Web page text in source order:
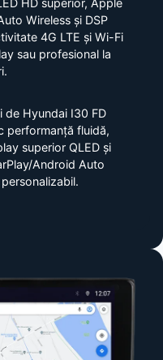
HD superior, Apple
Wireless și DSP
4G LTE și Wi-Fi
sau profesional la
de Hyundai I30 FD
performanță fluidă,
superior QLED și
Android Auto